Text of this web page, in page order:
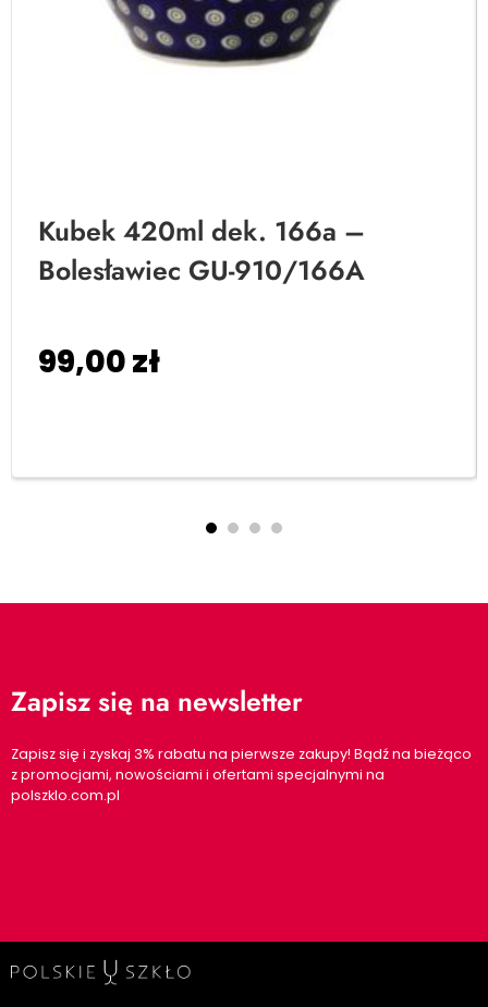
Kubek 420ml dek. 166a –
Bolesławiec GU-910/166A
99,00zł
Zapisz się na newsletter
Zapisz się i zyskaj 3% rabatu na pierwsze zakupy! Bądź na bieżąco
z promocjami, nowościami i ofertami specjalnymi na
polszklo.com.pl